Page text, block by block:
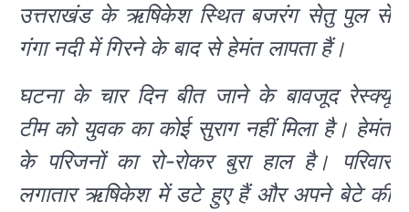
उत्तराखंड के ऋषिकेश स्थित बजरंग सेतु पुल से
गंगा नदी में गिरने के बाद से हेमंत लापता हैं।
घटना के चार दिन बीत जाने के बावजूद रेस्क्यू
टीम को युवक का कोई सुराग नहीं मिला है। हेमंत
के परिजनों का रो-रोकर बुरा हाल है। परिवार
लगातार ऋषिकेश में डटे हुए हैं और अपने बेटे की